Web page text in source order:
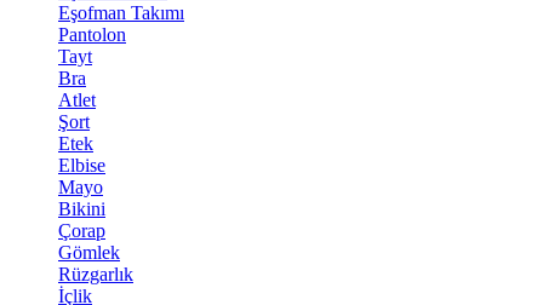
Eşofman Takımı
Pantolon
Tayt
Bra
Atlet
Şort
Etek
Elbise
Mayo
Bikini
Çorap
Gömlek
Rüzgarlık
İçlik